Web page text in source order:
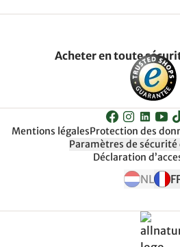
Acheter en toute
Mentions légalesProtection des
Paramètres de sécurité
Déclaration
NL